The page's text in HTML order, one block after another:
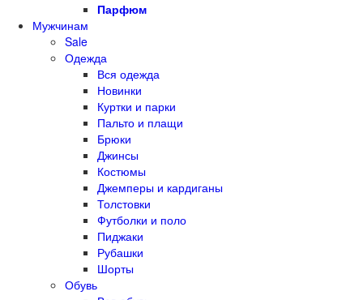
Парфюм
Мужчинам
Sale
Одежда
Вся одежда
Новинки
Куртки и парки
Пальто и плащи
Брюки
Джинсы
Костюмы
Джемперы и кардиганы
Толстовки
Футболки и поло
Пиджаки
Рубашки
Шорты
Обувь